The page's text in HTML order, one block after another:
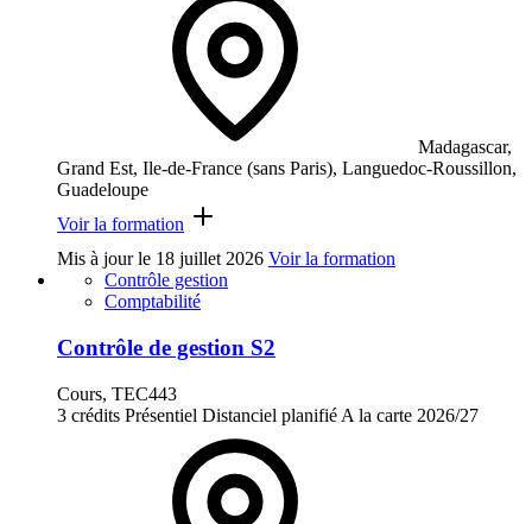
Madagascar,
Grand Est, Ile-de-France (sans Paris), Languedoc-Roussillon,
Guadeloupe
Voir la formation
Mis à jour le 18 juillet 2026 Voir la formation
Contrôle gestion
Comptabilité
Contrôle de gestion S2
Cours, TEC443
3 crédits Présentiel Distanciel planifié A la carte 2026/27